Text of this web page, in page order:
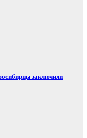
заключили